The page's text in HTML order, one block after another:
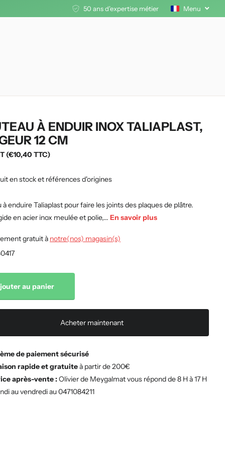
50 ans d'expertise métier Menu
À ENDUIR INOX TALIAPLAST,
12 CM
(€10,40 TTC)
en stock et références d'origines
à enduire Taliaplast pour faire les joints des plaques de plâtre.
en acier inox meulée et polie,... En savoir plus
gratuit à notre(nos) magasin(s)
au panier
Acheter maintenant
de paiement sécurisé
rapide et gratuiteà partir de 200€
après-vente :Olivier de Meygalmat vous répond de 8 H à 17 H
au vendredi au 0471084211